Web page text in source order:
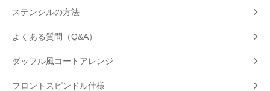
ステンシルの方法
よくある質問（Q&A）
ダッフル風コートアレンジ
フロントスピンドル仕様